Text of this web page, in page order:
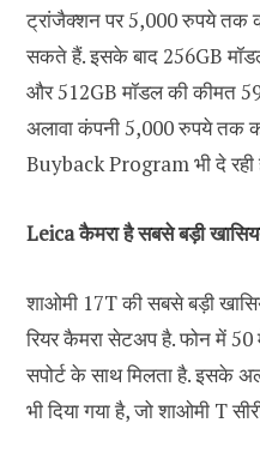
ट्रांजैक्शन पर 5,000 रुपये तक
सकते हैं. इसके बाद 256GB
और 512GB मॉडल की कीमत
अलावा कंपनी 5,000 रुपये तक
Buyback Program भी दे रही
Leica कैमरा है सबसे बड़ी
शाओमी 17T की सबसे बड़ी
रियर कैमरा सेटअप है. फोन में 50
सपोर्ट के साथ मिलता है. इसके
भी दिया गया है, जो शाओमी T